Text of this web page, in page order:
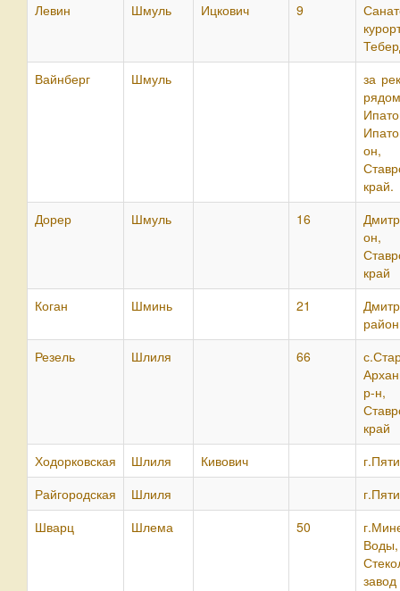
Левин Шмуль Ицкович 9
Вайнберг
Шмуль
за
он,
край.
Дорер
Шмуль 16
он,
край
Коган
Шминь 21
район
Резель
Шлиля 66
р-н,
край
Ходорковская
Шлиля Кивович
Райгородская
Шлиля
Шварц
Шлема 50
Воды,
завод